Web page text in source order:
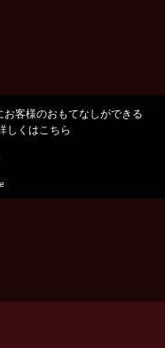
客様のおもてなしができる
しくはこちら